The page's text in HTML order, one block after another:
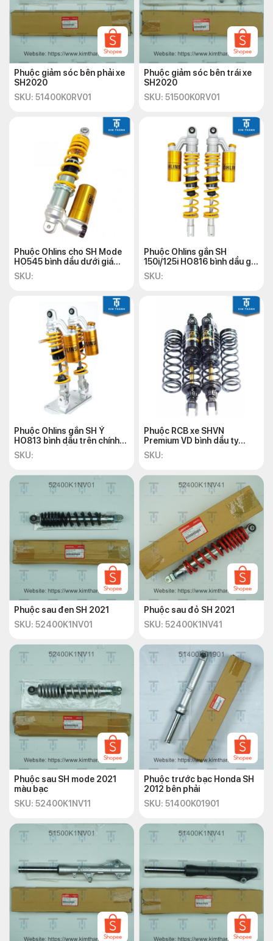
Phuộc giảm sóc bên phải xe
SH2020
SKU: 51400K0RV01
Phuộc giảm sóc bên trái xe
SH2020
SKU: 51500K0RV01
Phuộc Ohlins cho SH Mode
HO545 bình dầu dưới giá
tốt, chính hãng
SKU:
Phuộc Ohlins gắn SH
150i/125i HO816 bình dầu giá
tốt, chính hãng
SKU:
Phuộc Ohlins gắn SH Ý
HO813 bình dầu trên chính
hãng, BH 1 đổi 1
SKU:
Phuộc RCB xe SHVN
Premium VD bình dầu ty
vàng 2 lò xo
SKU:
Phuộc sau đen SH 2021
SKU: 52400K1NV01
Phuộc sau đỏ SH 2021
SKU: 52400K1NV41
Phuộc sau SH mode 2021
màu bạc
SKU: 52400K1NV11
Phuộc trước bạc Honda SH
2012 bên phải
SKU: 51400K01901